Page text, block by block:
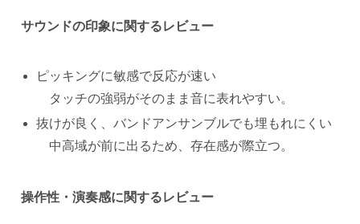
サウンドの印象に関するレビュー
ピッキングに敏感で反応が速い
タッチの強弱がそのまま音に表れやすい。
抜けが良く、バンドアンサンブルでも埋もれにくい
中高域が前に出るため、存在感が際立つ。
操作性・演奏感に関するレビュー